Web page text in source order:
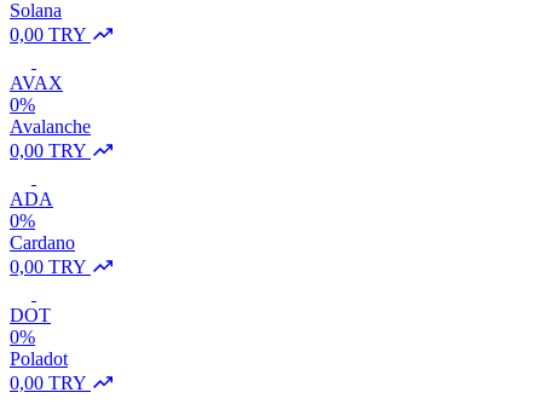
Solana
0,00 TRY
AVAX
0%
Avalanche
0,00 TRY
ADA
0%
Cardano
0,00 TRY
DOT
0%
Poladot
0,00 TRY